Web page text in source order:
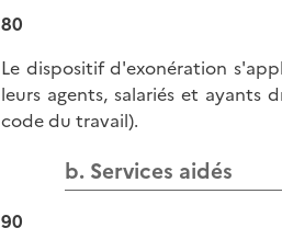
80
Le dispositif d'exonération
leurs agents, salariés et ayants
code du travail).
b. Services aidés
90